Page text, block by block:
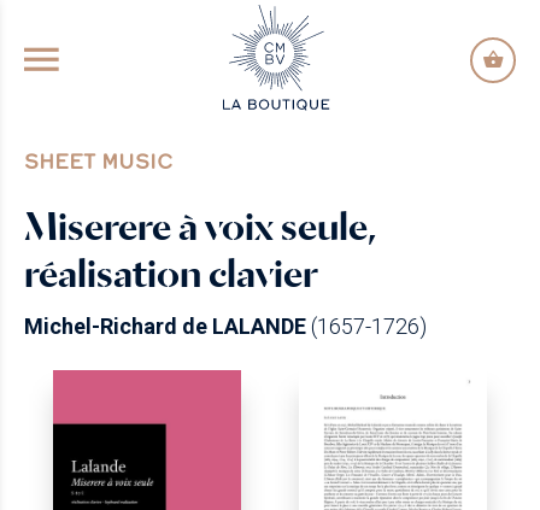
GO TO PRINCIPAL CONTENT
SHEET MUSIC
Miserere à voix seule,
réalisation clavier
Michel-Richard de LALANDE(1657-1726)